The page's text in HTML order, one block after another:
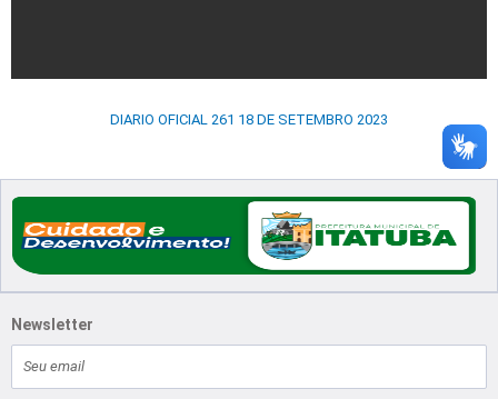
DIARIO OFICIAL 261 18 DE SETEMBRO 2023
Newsletter
mail